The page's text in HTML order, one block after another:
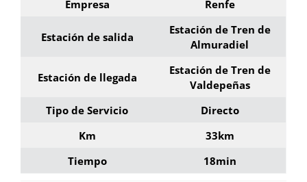
Empresa Renfe
Estación de salida
Estación de Tren de
Almuradiel
Estación de llegada
Estación de Tren de
Valdepeñas
Tipo de Servicio
Directo
Km
33km
Tiempo
18min